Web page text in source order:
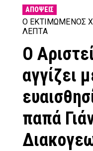
ΑΠΌΨΕΙΣ
Ο ΕΚΤΙΜΏΜΕΝΟΣ
ΛΕΠΤΆ
Ο
αγγίζει
παπά